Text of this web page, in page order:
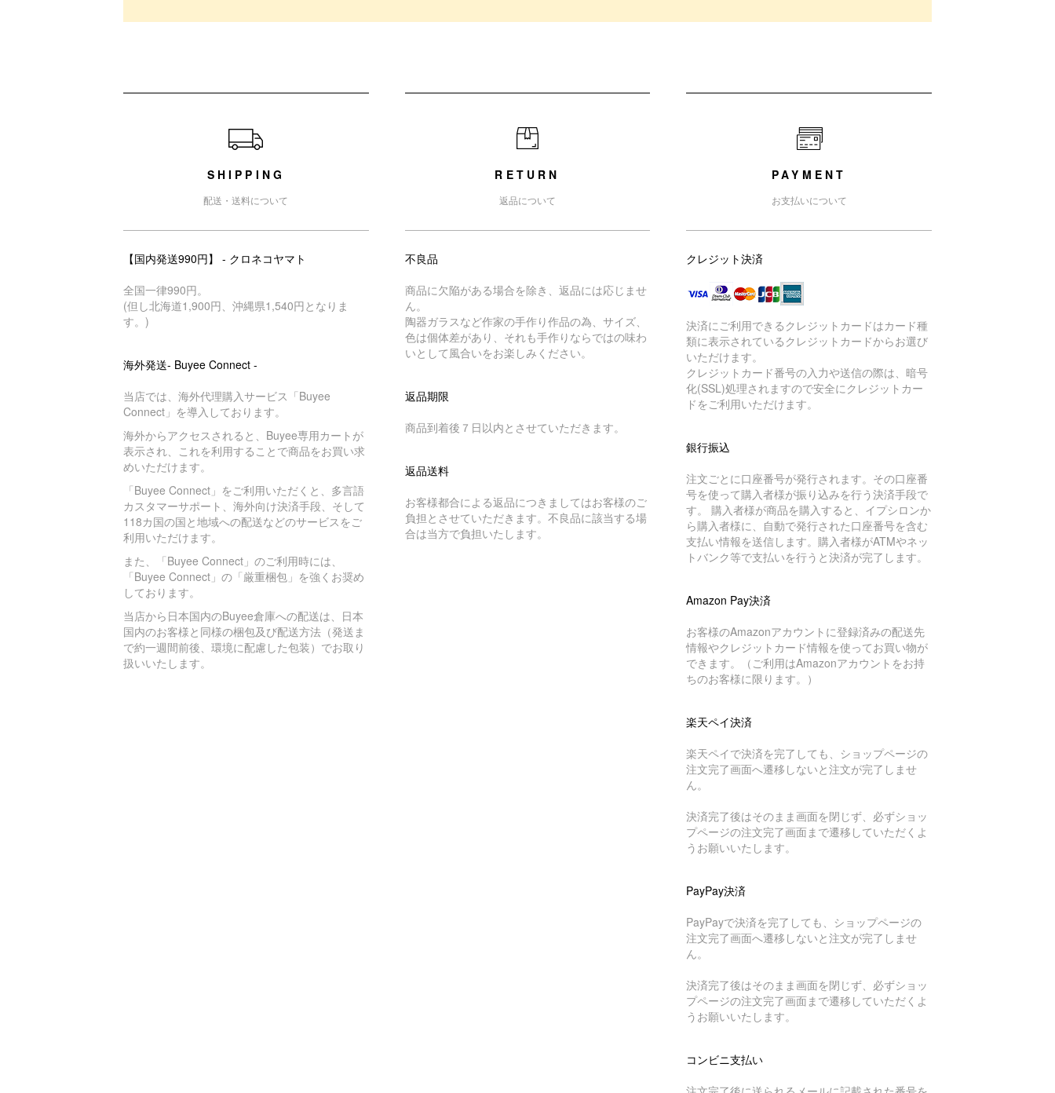
SHIPPING
配送・送料について
【国内発送990円】 - クロネコヤマト
全国一律990円。
(但し北海道1,900円、沖縄県1,540円となりま
す。)
海外発送- Buyee Connect -
当店では、海外代理購入サービス「Buyee
Connect」を導入しております。
海外からアクセスされると、Buyee専用カートが
表示され、これを利用することで商品をお買い求
めいただけます。
「Buyee Connect」をご利用いただくと、多言語
カスタマーサポート、海外向け決済手段、そして
118カ国の国と地域への配送などのサービスをご
利用いただけます。
また、「Buyee Connect」のご利用時には、
「Buyee Connect」の「厳重梱包」を強くお奨め
しております。
当店から日本国内のBuyee倉庫への配送は、日本
国内のお客様と同様の梱包及び配送方法（発送ま
で約一週間前後、環境に配慮した包装）でお取り
扱いいたします。
RETURN
返品について
不良品
商品に欠陥がある場合を除き、返品には応じませ
ん。
陶器ガラスなど作家の手作り作品の為、サイズ、
色は個体差があり、それも手作りならではの味わ
いとして風合いをお楽しみください。
返品期限
商品到着後７日以内とさせていただきます。
返品送料
お客様都合による返品につきましてはお客様のご
負担とさせていただきます。不良品に該当する場
合は当方で負担いたします。
PAYMENT
お支払いについて
クレジット決済
決済にご利用できるクレジットカードはカード種
類に表示されているクレジットカードからお選び
いただけます。
クレジットカード番号の入力や送信の際は、暗号
化(SSL)処理されますので安全にクレジットカー
ドをご利用いただけます。
銀行振込
注文ごとに口座番号が発行されます。その口座番
号を使って購入者様が振り込みを行う決済手段で
す。 購入者様が商品を購入すると、イプシロンか
ら購入者様に、自動で発行された口座番号を含む
支払い情報を送信します。購入者様がATMやネッ
トバンク等で支払いを行うと決済が完了します。
Amazon Pay決済
お客様のAmazonアカウントに登録済みの配送先
情報やクレジットカード情報を使ってお買い物が
できます。（ご利用はAmazonアカウントをお持
ちのお客様に限ります。）
楽天ペイ決済
楽天ペイで決済を完了しても、ショップページの
注文完了画面へ遷移しないと注文が完了しませ
ん。
決済完了後はそのまま画面を閉じず、必ずショッ
プページの注文完了画面まで遷移していただくよ
うお願いいたします。
PayPay決済
PayPayで決済を完了しても、ショップページの
注文完了画面へ遷移しないと注文が完了しませ
ん。
決済完了後はそのまま画面を閉じず、必ずショッ
プページの注文完了画面まで遷移していただくよ
うお願いいたします。
コンビニ支払い